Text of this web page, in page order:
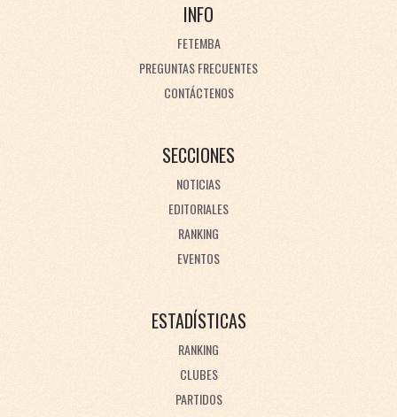
INFO
FETEMBA
PREGUNTAS FRECUENTES
CONTÁCTENOS
SECCIONES
NOTICIAS
EDITORIALES
RANKING
EVENTOS
ESTADÍSTICAS
RANKING
CLUBES
PARTIDOS